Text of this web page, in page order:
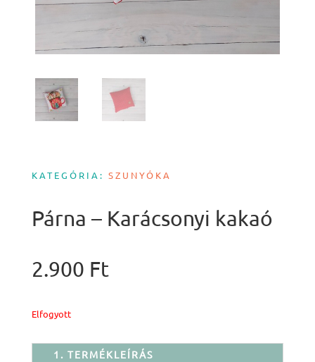
KATEGÓRIA: SZUNYÓKA
Párna – Karácsonyi kakaó
2.900 Ft
Elfogyott
1. TERMÉKLEÍRÁS